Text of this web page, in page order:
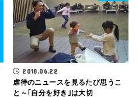
2018.06.22
虐待のニュースを見るたび思うこ
と～｢自分を好き｣は大切